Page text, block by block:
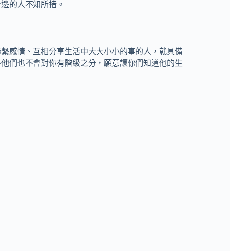
的人不知所措。
感情、互相分享生活中大大小小的事的人，就具備
們也不會對你有階級之分，願意讓你們知道他的生